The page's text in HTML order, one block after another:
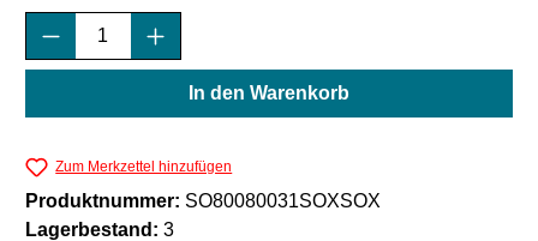
Produkt Anzahl: Gib den gewünschten
In den Warenkorb
Zum Merkzettel hinzufügen
Produktnummer: SO80080031SOXSOX
Lagerbestand: 3